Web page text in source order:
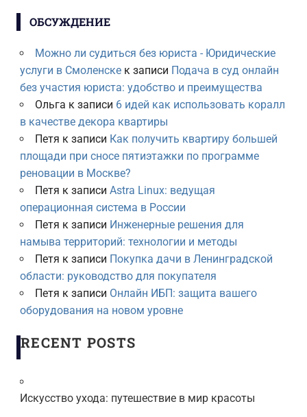
ОБСУЖДЕНИЕ
Можно ли судиться без юриста - Юридические
услуги в Смоленскек записи Подача в суд онлайн
без участия юриста: удобство и преимущества
Ольга к записи 6 идей как использовать коралл
в качестве декора квартиры
Петя к записи Как получить квартиру большей
площади при сносе пятиэтажки по программе
реновации в Москве?
Петя к записи Astra Linux: ведущая
операционная система в России
Петя к записи Инженерные решения для
намыва территорий: технологии и методы
Петя к записи Покупка дачи в Ленинградской
области: руководство для покупателя
Петя к записи Онлайн ИБП: защита вашего
оборудования на новом уровне
RECENT POSTS
Искусство ухода: путешествие в мир красоты